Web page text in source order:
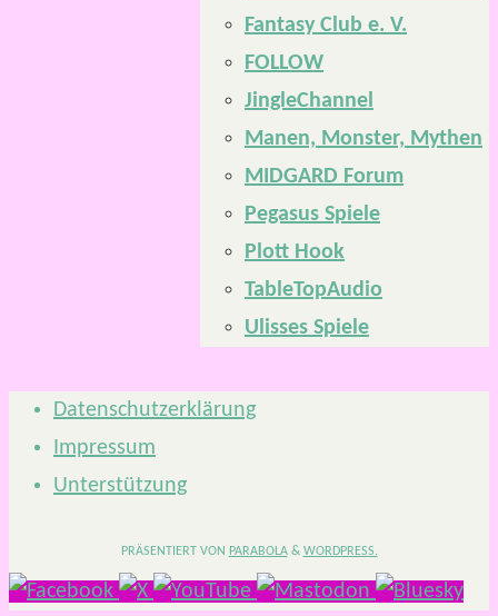
Fantasy Club e. V.
FOLLOW
JingleChannel
Manen, Monster, Mythen
MIDGARD Forum
Pegasus Spiele
Plott Hook
TableTopAudio
Ulisses Spiele
Datenschutzerklärung
Impressum
Unterstützung
PRÄSENTIERT VON PARABOLA& WORDPRESS.